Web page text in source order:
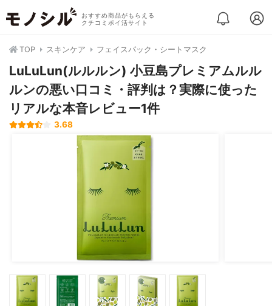
おすすめ商品がもらえる
クチコミポイ活サイト
TOP スキンケア フェイスパック・シートマスク
LuLuLun(ルルルン) 小豆島プレミアムルル
ルンの悪い口コミ・評判は？実際に使った
リアルな本音レビュー1件
3.68